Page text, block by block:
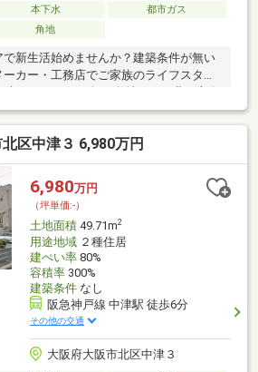
本下水
都市ガス
角地
新生活始めませんか？建築条件が無い
カー・工務店でご家族のライフスタイ
りと風通しを確保しやすいのが魅力。
神戸線「中津」駅まで徒歩10分以内で
も◎現地見学可能です！お気軽にお問
ちしております☆
区中津３ 6,980万円
6,980万円
（坪単価:-）
土地面積49.71m2
用途地域２種住居
建ぺい率80%
容積率300%
建築条件なし
阪急神戸線 中津駅 徒歩6分
その他の交通
大阪府大阪市北区中津３